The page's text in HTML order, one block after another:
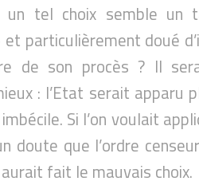
tel choix semble un
particulièrement doué
de son procès ? Il
: l’Etat serait apparu
Si l’on voulait
doute que l’ordre
aurait fait le mauvais choix.